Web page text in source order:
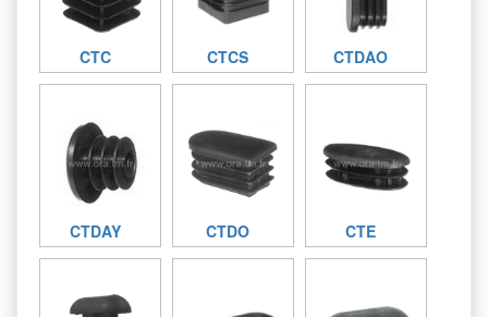
CTC CTCS CTDAO
CTDAY CTDO CTE